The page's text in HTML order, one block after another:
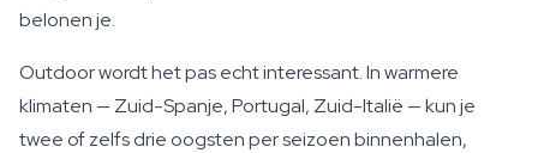
belonen je.
Outdoor wordt het pas echt interessant. In warmere
klimaten — Zuid-Spanje, Portugal, Zuid-Italië — kun je
twee of zelfs drie oogsten per seizoen binnenhalen,